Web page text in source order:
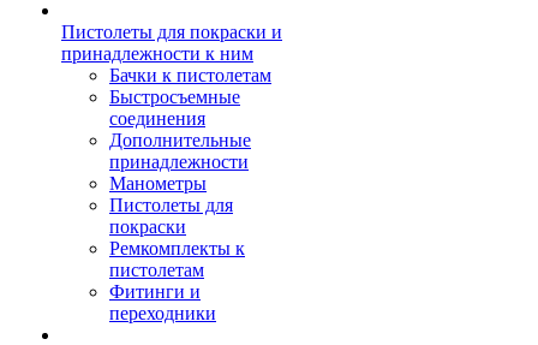
Пистолеты для покраски и
принадлежности к ним
Бачки к пистолетам
Быстросъемные
соединения
Дополнительные
принадлежности
Манометры
Пистолеты для
покраски
Ремкомплекты к
пистолетам
Фитинги и
переходники